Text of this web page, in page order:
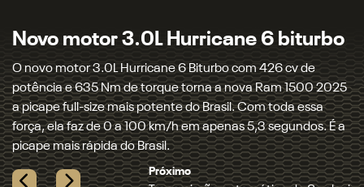
Transmissão automática de 8
velocidades
Uma moderna transmissão automática de 8 velocidades,
com trocas rápidas e imperceptíveis, está acoplada ao novo
motor Hurricane 6. Além de entregar muita performance
quando necessário, ela contribui para a redução do
consumo de combustível.